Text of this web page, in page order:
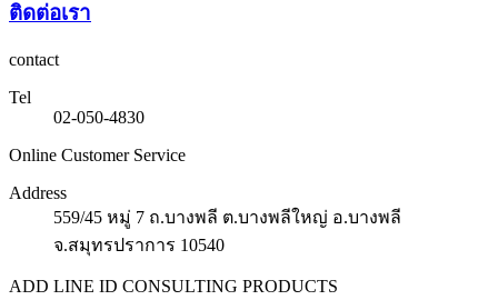
ติดต่อเรา
contact
Tel
02-050-4830
Online Customer Service
Address
559/45 หมู่ 7 ถ.บางพลี ต.บางพลีใหญ่ อ.บางพลี
จ.สมุทรปราการ 10540
ADD LINE ID CONSULTING PRODUCTS